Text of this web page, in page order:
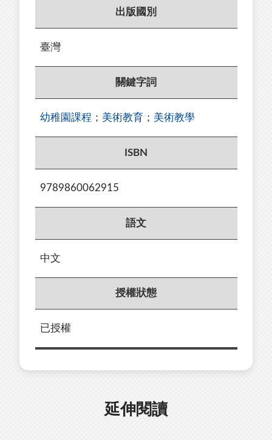
出版國別
臺灣
關鍵字詞
幼稚園課程 ； 美術教育 ； 美術教學
ISBN
9789860062915
語文
中文
授權狀態
已授權
延伸閱讀